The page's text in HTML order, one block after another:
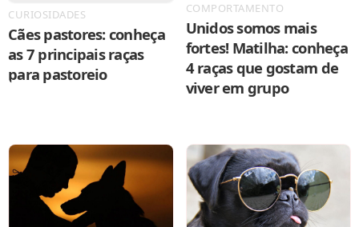
CURIOSIDADES
Cães pastores: conheça
as 7 principais raças
para pastoreio
COMPORTAMENTO
Unidos somos mais
fortes! Matilha: conheça
4 raças que gostam de
viver em grupo